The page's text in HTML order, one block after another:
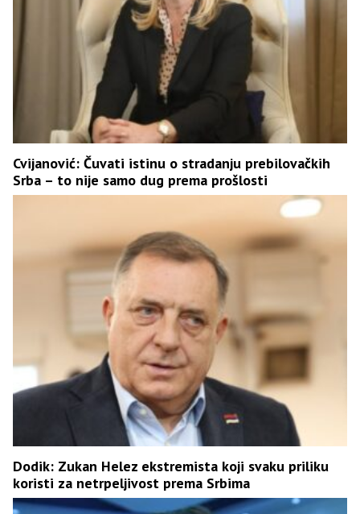
Cvijanović: Čuvati istinu o stradanju prebilovačkih
Srba – to nije samo dug prema prošlosti
Dodik: Zukan Helez ekstremista koji svaku priliku
koristi za netrpeljivost prema Srbima